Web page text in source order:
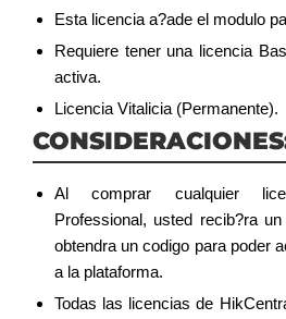
Esta licencia a?ade el modulo
Requiere tener una licencia
activa.
Licencia Vitalicia (Permanente).
Al comprar cualquier
Professional, usted recib?ra
obtendra un codigo para poder
a la plataforma.
Todas las licencias de